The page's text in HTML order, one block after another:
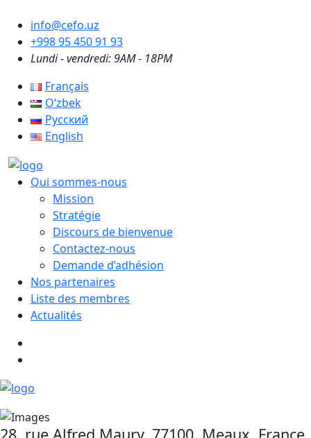
info@cefo.uz
+998 95 450 91 93
Lundi - vendredi: 9AM - 18PM
Français
Oʻzbek
Русский
English
Qui sommes-nous
Mission
Stratégie
Discours de bienvenue
Contactez-nous
Demande d’adhésion
Nos partenaires
Liste des membres
Actualités